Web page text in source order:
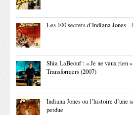
Les 100 secrets d’Indiana Jones
Shia LaBeouf : « Je ne vaux rien
Transformers (2007)
Indiana Jones ou l’histoire d’une
perdue